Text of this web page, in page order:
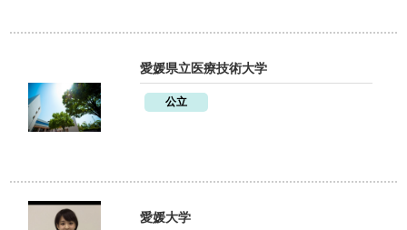
愛媛県立医療技術大学
公立
愛媛大学